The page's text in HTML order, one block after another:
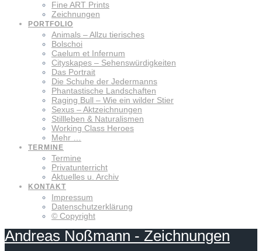
Fine ART Prints
Zeichnungen
PORTFOLIO
Animals – Allzu tierisches
Bolschoi
Caelum et Infernum
Cityskapes – Sehenswürdigkeiten
Das Portrait
Die Schuhe der Jedermanns
Phantastische Landschaften
Raging Bull – Wie ein wilder Stier
Sexus – Aktzeichnungen
Stillleben & Naturalismen
Working Class Heroes
Mehr …
TERMINE
Termine
Privatunterricht
Aktuelles u. Archiv
KONTAKT
Impressum
Datenschutzerklärung
© Copyright
Andreas Noßmann - Zeichnungen